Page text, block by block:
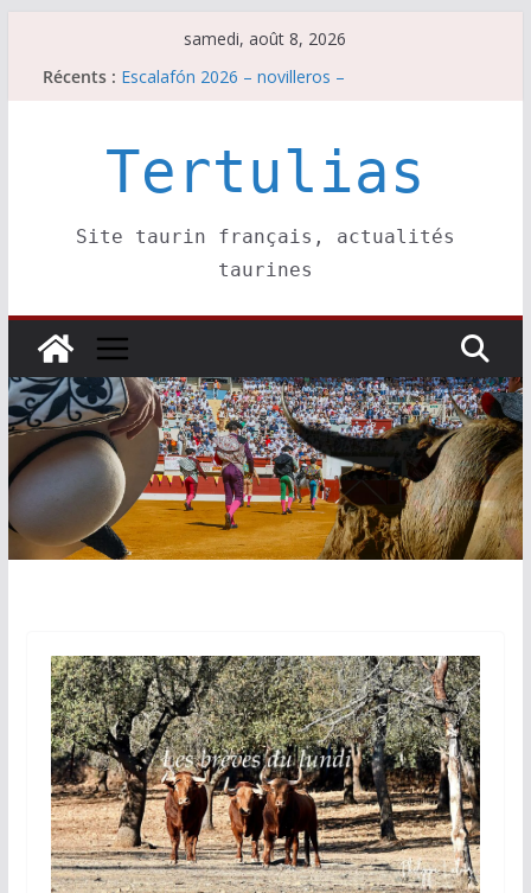
samedi, août 8, 2026
Récents : Escalafón 2026 – novilleros –
Les brèves du vendredi 7 août
Escalafón 2026 – matadors de toros-
Tertulias
Site taurin français, actualités
taurines